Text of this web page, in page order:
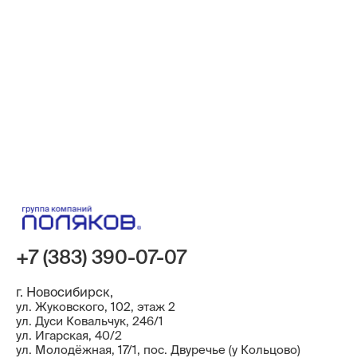
+7 (383) 390-07-07
г. Новосибирск,
ул. Жуковского, 102, этаж 2
ул. Дуси Ковальчук, 246/1
ул. ​Игарская, 40/2
ул. Молодёжная, 17/1, пос. Двуречье (у Кольцово)